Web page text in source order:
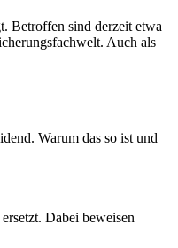
Betroffen sind derzeit etwa
Auch als
Warum das so ist und
Dabei beweisen